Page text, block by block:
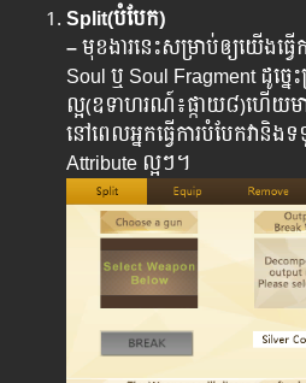
Split(បំបែក)
–មុខងារនេះសម្រាប់ឲ្យ​យើង​ធ្វ
Soul ឬ Soul Fragment ដូច្ន
ល្អ(ឧទាហរណ៍៖ផ្កាយ៨)ហើយមា
នៅពេលអ្នកធ្វើការបំបែកវា
Attribute ល្អៗ។